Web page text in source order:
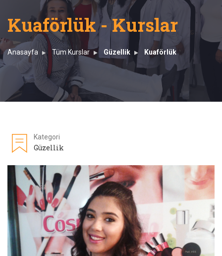
Kuaförlük - Kurslar
Anasayfa Tüm Kurslar Güzellik Kuaförlük
Kategori
Güzellik